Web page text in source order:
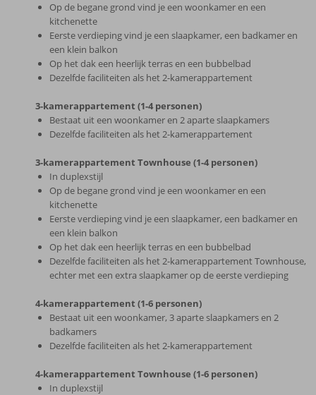
Op de begane grond vind je een woonkamer en een
kitchenette
Eerste verdieping vind je een slaapkamer, een badkamer en
een klein balkon
Op het dak een heerlijk terras en een bubbelbad
Dezelfde faciliteiten als het 2-kamerappartement
3-kamerappartement (1-4 personen)
Bestaat uit een woonkamer en 2 aparte slaapkamers
Dezelfde faciliteiten als het 2-kamerappartement
3-kamerappartement Townhouse (1-4 personen)
In duplexstijl
Op de begane grond vind je een woonkamer en een
kitchenette
Eerste verdieping vind je een slaapkamer, een badkamer en
een klein balkon
Op het dak een heerlijk terras en een bubbelbad
Dezelfde faciliteiten als het 2-kamerappartement Townhouse,
echter met een extra slaapkamer op de eerste verdieping
4-kamerappartement (1-6 personen)
Bestaat uit een woonkamer, 3 aparte slaapkamers en 2
badkamers
Dezelfde faciliteiten als het 2-kamerappartement
4-kamerappartement Townhouse (1-6 personen)
In duplexstijl